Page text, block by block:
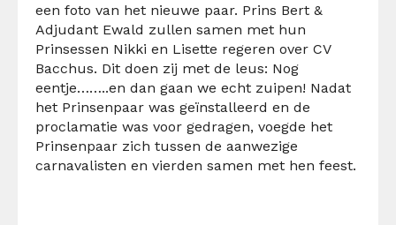
een foto van het nieuwe paar. Prins Bert &
Adjudant Ewald zullen samen met hun
Prinsessen Nikki en Lisette regeren over CV
Bacchus. Dit doen zij met de leus: Nog
eentje……..en dan gaan we echt zuipen! Nadat
het Prinsenpaar was geïnstalleerd en de
proclamatie was voor gedragen, voegde het
Prinsenpaar zich tussen de aanwezige
carnavalisten en vierden samen met hen feest.